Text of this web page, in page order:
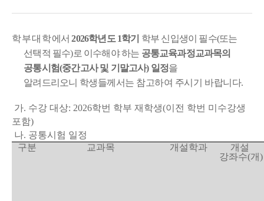
학부대학에서2026학년도 1학기 학부 신입생이 필수(또는
선택적 필수)로 이수해야 하는 공통교육과정교과목의
공통시험(중간고사 및 기말고사) 일정을
알려드리오니 학생들께서는 참고하여 주시 기 바랍니다.
가. 수강 대상: 2026학번 학부 재학생(이전 학번 미수강생
포함)
나. 공통시험 일정
구분
교과목 개설학과
개설
강좌수(개)